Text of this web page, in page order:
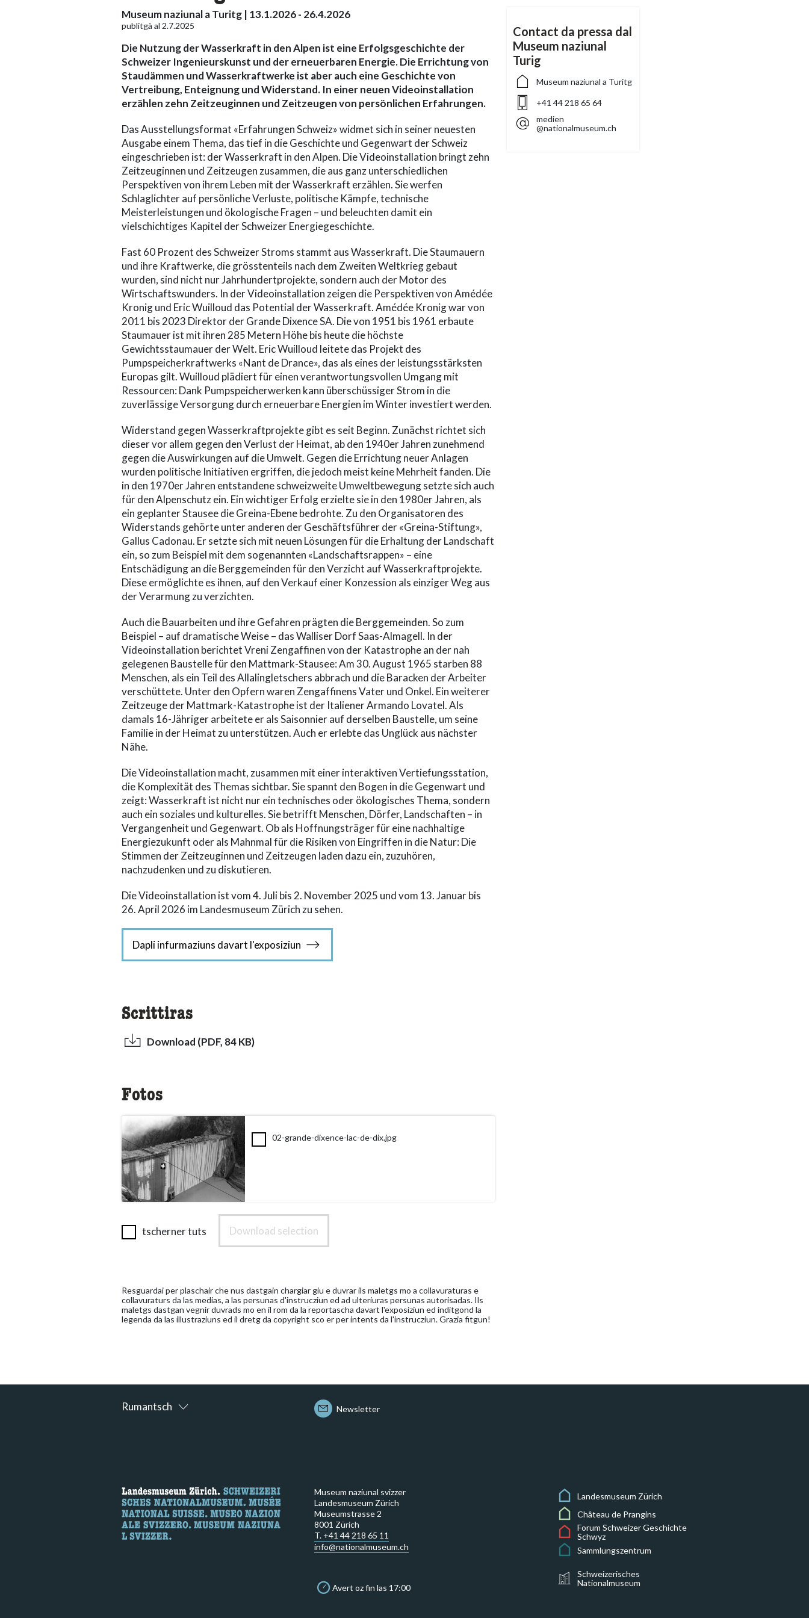
Museum naziunal a Turitg | 13.1.2026 - 26.4.2026
publitgà al 2.7.2025
Die Nutzung der Wasserkraft in den Alpen ist eine Erfolgsgeschichte der
Schweizer Ingenieurskunst und der erneuerbaren Energie. Die Errichtung von
Staudämmen und Wasserkraftwerke ist aber auch eine Geschichte von
Vertreibung, Enteignung und Widerstand. In einer neuen Videoinstallation
erzählen zehn Zeitzeuginnen und Zeitzeugen von persönlichen Erfahrungen.
Das Ausstellungsformat «Erfahrungen Schweiz» widmet sich in seiner neuesten
Ausgabe einem Thema, das tief in die Geschichte und Gegenwart der Schweiz
eingeschrieben ist: der Wasserkraft in den Alpen. Die Videoinstallation bringt zehn
Zeitzeuginnen und Zeitzeugen zusammen, die aus ganz unterschiedlichen
Perspektiven von ihrem Leben mit der Wasserkraft erzählen. Sie werfen
Schlaglichter auf persönliche Verluste, politische Kämpfe, technische
Meisterleistungen und ökologische Fragen – und beleuchten damit ein
vielschichtiges Kapitel der Schweizer Energiegeschichte.
Fast 60 Prozent des Schweizer Stroms stammt aus Wasserkraft. Die Staumauern
und ihre Kraftwerke, die grösstenteils nach dem Zweiten Weltkrieg gebaut
wurden, sind nicht nur Jahrhundertprojekte, sondern auch der Motor des
Wirtschaftswunders. In der Videoinstallation zeigen die Perspektiven von Amédée
Kronig und Eric Wuilloud das Potential der Wasserkraft. Amédée Kronig war von
2011 bis 2023 Direktor der Grande Dixence SA. Die von 1951 bis 1961 erbaute
Staumauer ist mit ihren 285 Metern Höhe bis heute die höchste
Gewichtsstaumauer der Welt. Eric Wuilloud leitete das Projekt des
Pumpspeicherkraftwerks «Nant de Drance», das als eines der leistungsstärksten
Europas gilt. Wuilloud plädiert für einen verantwortungsvollen Umgang mit
Ressourcen: Dank Pumpspeicherwerken kann überschüssiger Strom in die
zuverlässige Versorgung durch erneuerbare Energien im Winter investiert werden.
Widerstand gegen Wasserkraftprojekte gibt es seit Beginn. Zunächst richtet sich
dieser vor allem gegen den Verlust der Heimat, ab den 1940er Jahren zunehmend
gegen die Auswirkungen auf die Umwelt. Gegen die Errichtung neuer Anlagen
wurden politische Initiativen ergriffen, die jedoch meist keine Mehrheit fanden. Die
in den 1970er Jahren entstandene schweizweite Umweltbewegung setzte sich auch
für den Alpenschutz ein. Ein wichtiger Erfolg erzielte sie in den 1980er Jahren, als
ein geplanter Stausee die Greina-Ebene bedrohte. Zu den Organisatoren des
Widerstands gehörte unter anderen der Geschäftsführer der «Greina-Stiftung»,
Gallus Cadonau. Er setzte sich mit neuen Lösungen für die Erhaltung der Landschaft
ein, so zum Beispiel mit dem sogenannten «Landschaftsrappen» – eine
Entschädigung an die Berggemeinden für den Verzicht auf Wasserkraftprojekte.
Diese ermöglichte es ihnen, auf den Verkauf einer Konzession als einziger Weg aus
der Verarmung zu verzichten.
Auch die Bauarbeiten und ihre Gefahren prägten die Berggemeinden. So zum
Beispiel – auf dramatische Weise – das Walliser Dorf Saas-Almagell. In der
Videoinstallation berichtet Vreni Zengaffinen von der Katastrophe an der nah
gelegenen Baustelle für den Mattmark-Stausee: Am 30. August 1965 starben 88
Menschen, als ein Teil des Allalingletschers abbrach und die Baracken der Arbeiter
verschüttete. Unter den Opfern waren Zengaffinens Vater und Onkel. Ein weiterer
Zeitzeuge der Mattmark-Katastrophe ist der Italiener Armando Lovatel. Als
damals 16-Jähriger arbeitete er als Saisonnier auf derselben Baustelle, um seine
Familie in der Heimat zu unterstützen. Auch er erlebte das Unglück aus nächster
Nähe.
Die Videoinstallation macht, zusammen mit einer interaktiven Vertiefungsstation,
die Komplexität des Themas sichtbar. Sie spannt den Bogen in die Gegenwart und
zeigt: Wasserkraft ist nicht nur ein technisches oder ökologisches Thema, sondern
auch ein soziales und kulturelles. Sie betrifft Menschen, Dörfer, Landschaften – in
Vergangenheit und Gegenwart. Ob als Hoffnungsträger für eine nachhaltige
Energiezukunft oder als Mahnmal für die Risiken von Eingriffen in die Natur: Die
Stimmen der Zeitzeuginnen und Zeitzeugen laden dazu ein, zuzuhören,
nachzudenken und zu diskutieren.
Die Videoinstallation ist vom 4. Juli bis 2. November 2025 und vom 13. Januar bis
26. April 2026 im Landesmuseum Zürich zu sehen.
Dapli infurmaziuns davart l'exposiziun
Scrittiras
Download (PDF, 84 KB)
Fotos
02-grande-dixence-lac-de-dix.jpg
tscherner tuts Download selection
Resguardai per plaschair che nus dastgain chargiar giu e duvrar ils maletgs mo a collavuraturas e
collavuraturs da las medias, a las persunas d'instrucziun ed ad ulteriuras persunas autorisadas. Ils
maletgs dastgan vegnir duvrads mo en il rom da la reportascha davart l'exposiziun ed inditgond la
legenda da las illustraziuns ed il dretg da copyright sco er per intents da l'instrucziun. Grazia fitgun!
Contact da pressa dal
Museum naziunal
Turig
Museum naziunal a Turitg
+41 44 218 65 64
medien
@nationalmuseum.ch
Rumantsch Newsletter
Museum naziunal svizzer
Landesmuseum Zürich
Museumstrasse 2
8001 Zürich
T. +41 44 218 65 11
info@nationalmuseum.ch
Avert oz fin las 17:00
Landesmuseum Zürich
Château de Prangins
Forum Schweizer Geschichte
Schwyz
Sammlungszentrum
Schweizerisches
Nationalmuseum